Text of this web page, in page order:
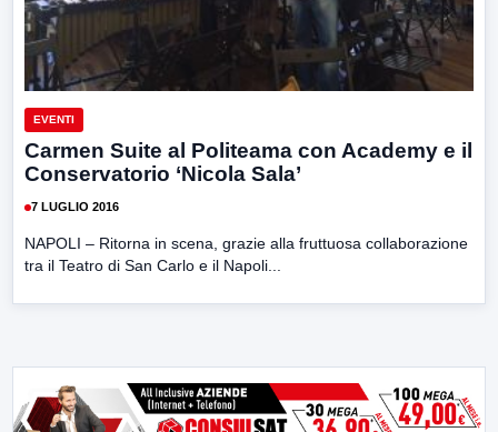
EVENTI
Carmen Suite al Politeama con Academy e il
Conservatorio ‘Nicola Sala’
7 LUGLIO 2016
NAPOLI – Ritorna in scena, grazie alla fruttuosa collaborazione
tra il Teatro di San Carlo e il Napoli...